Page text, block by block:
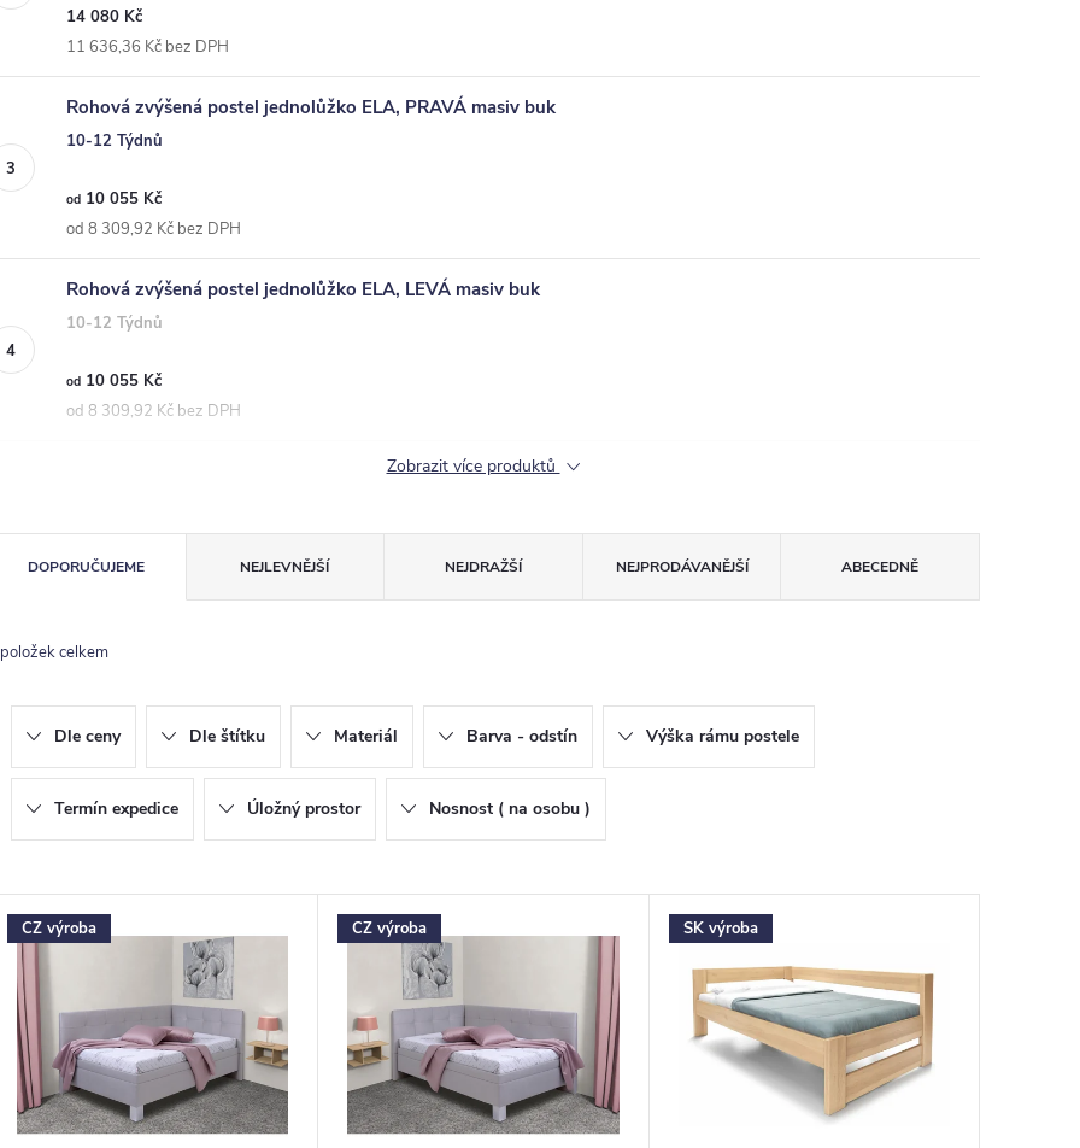
14 080 Kč
11 636,36 Kč bez DPH
Rohová zvýšená postel jednolůžko ELA, PRAVÁ masiv buk
10-12 Týdnů
od 10 055 Kč
od 8 309,92 Kč bez DPH
Rohová zvýšená postel jednolůžko ELA, LEVÁ masiv buk
10-12 Týdnů
od 10 055 Kč
od 8 309,92 Kč bez DPH
Zobrazit více produktů
DOPORUČUJEME NEJLEVNĚJŠÍ NEJDRAŽŠÍ NEJPRODÁVANĚJŠÍ ABECEDNĚ
položek celkem
Dle ceny Dle štítku Materiál Barva - odstín Výška rámu postele
Termín expedice Úložný prostor Nosnost ( na osobu )
V CZ výroba CZ výroba SK výroba